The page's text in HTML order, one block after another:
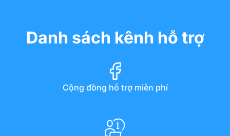
Danh sách kênh hỗ trợ
Cộng đồng hỗ trợ miễn phí